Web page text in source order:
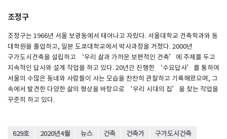
조정구
조정구는 1966년 서울 보광동에서 태어나고 자랐다. 서울대학교 건축학과와 동
대학원을 졸업하고, 일본 도쿄대학교에서 박사과정을 거쳤다. 2000년
구가도시건축을 설립하고 ‘우리 삶과 가까운 보편적인 건축’에 주제를 두고
지속적인 답사와 설계 작업을 하고 있다. 20년간 진행한 ‘수요답사’를 통하여
서울의 수많은 동네와 사람들이 사는 모습을 찬찬히 관찰하고 기록해왔으며, 그
속에서 발견한 다양한 삶의 형상을 바탕으로 ‘우리 시대의 집’을 찾는 작업을
꾸준히 하고 있다.
629호 2020년4월 뉴스 건축 건축가 구가도시건축